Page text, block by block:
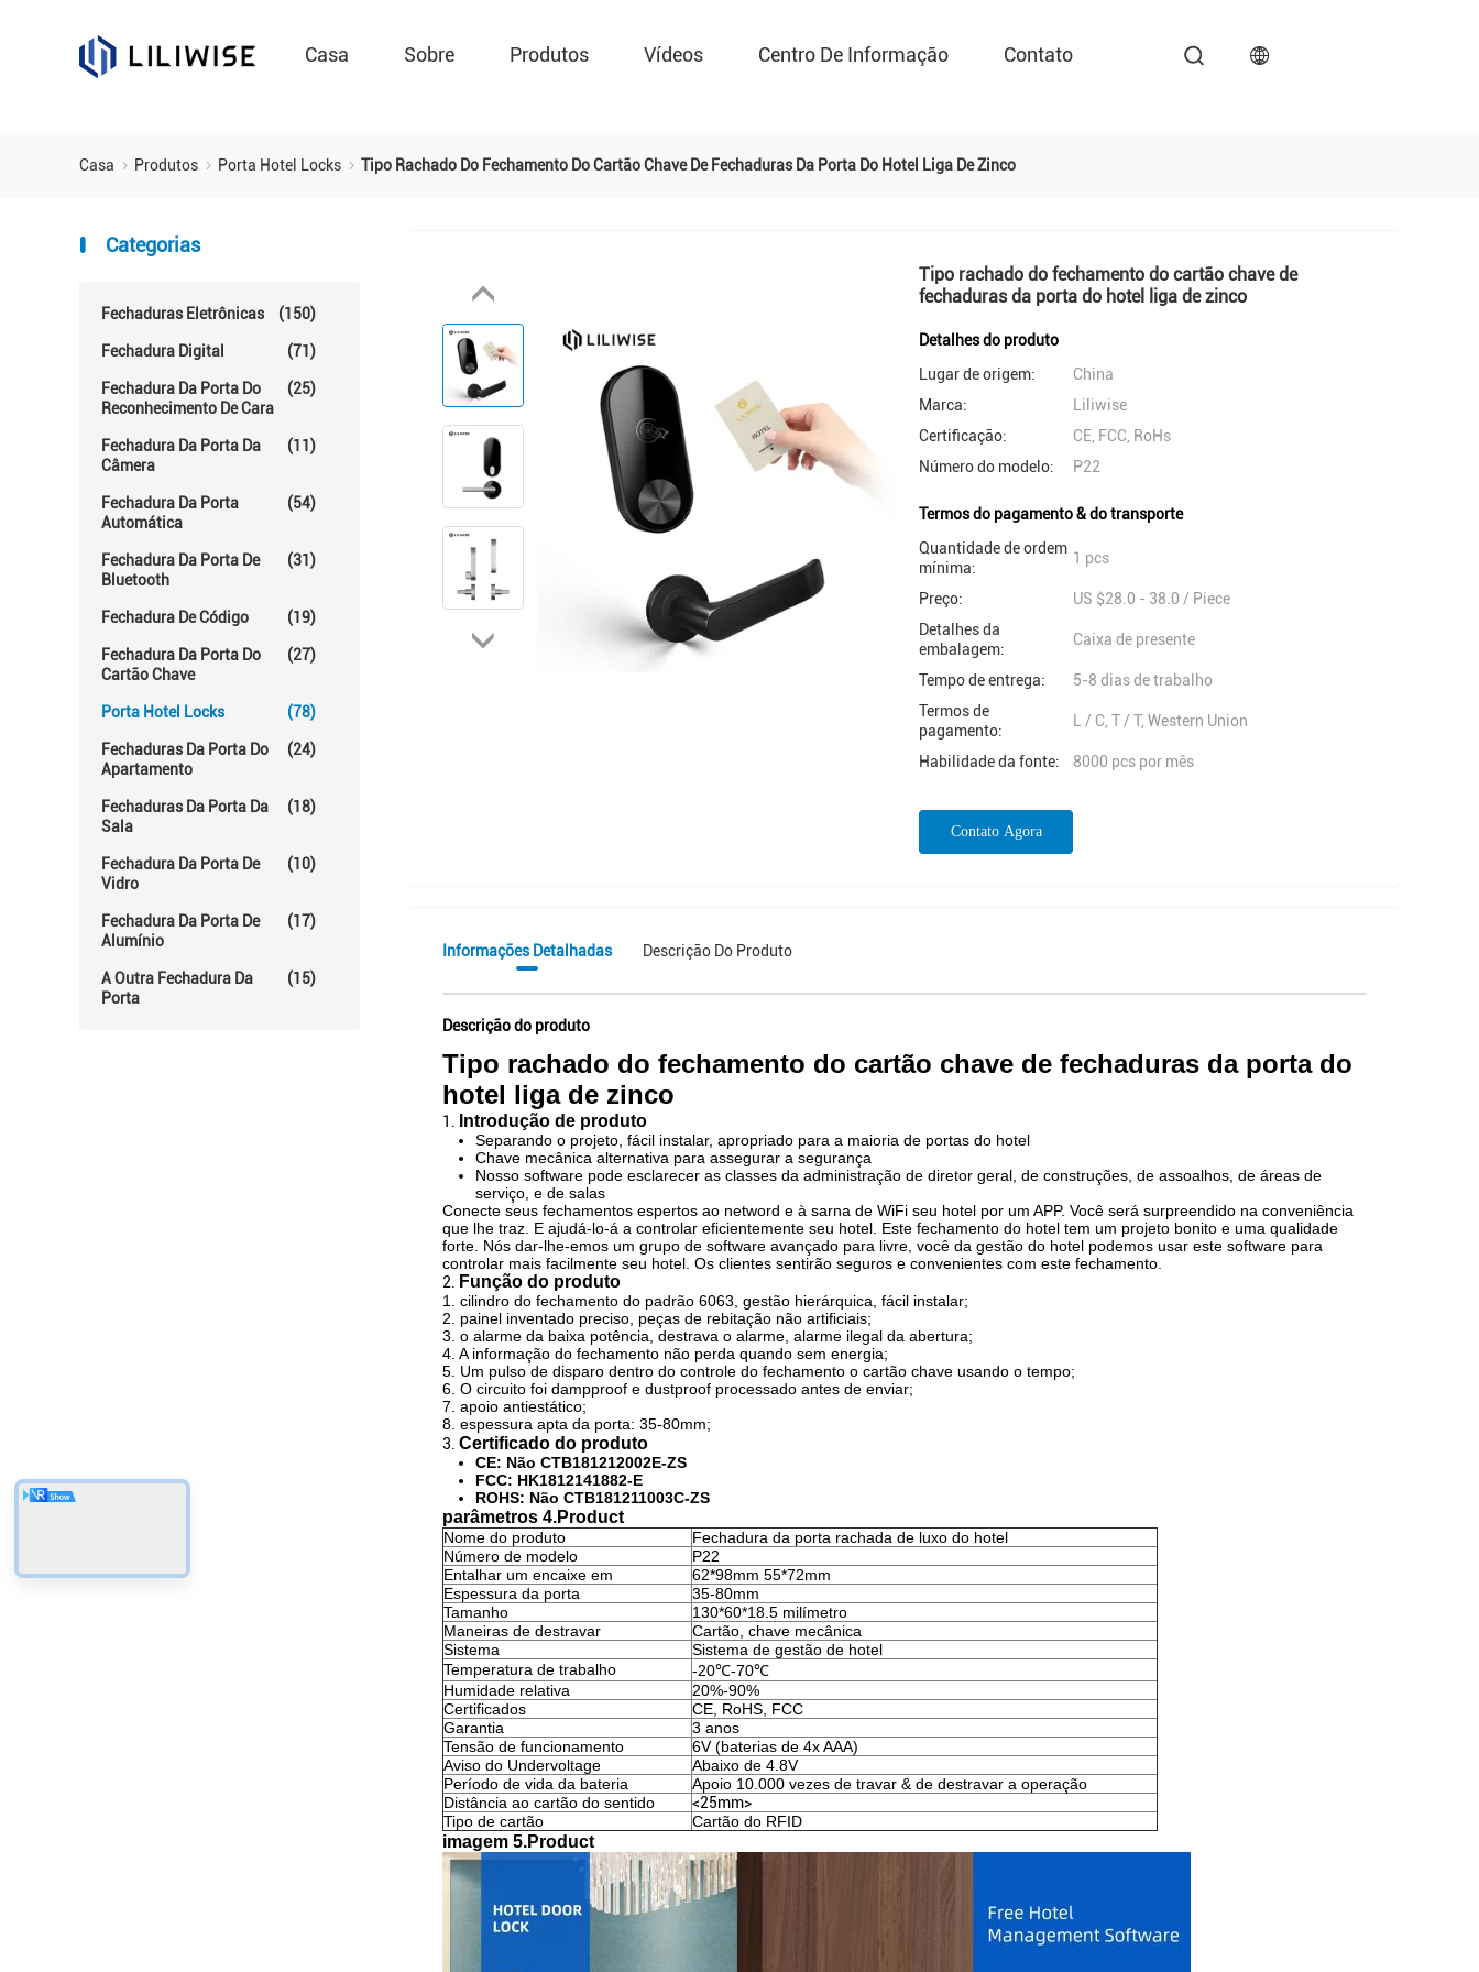
Casa Sobre Produtos Vídeos Centro De Informação Contato
Casa Produtos Porta Hotel Locks Tipo Rachado Do Fechamento Do Cartão Chave De Fechaduras Da Porta Do Hotel Liga De Zinco
Categorias
Fechaduras Eletrônicas (150)
Fechadura Digital (71)
Fechadura Da Porta Do
Reconhecimento De Cara
(25)
Fechadura Da Porta Da
Câmera
(11)
Fechadura Da Porta
Automática
(54)
Fechadura Da Porta De
Bluetooth
(31)
Fechadura De Código (19)
Fechadura Da Porta Do
Cartão Chave
(27)
Porta Hotel Locks (78)
Fechaduras Da Porta Do
Apartamento
(24)
Fechaduras Da Porta Da
Sala
(18)
Fechadura Da Porta De
Vidro
(10)
Fechadura Da Porta De
Alumínio
(17)
A Outra Fechadura Da
Porta
(15)
Tipo rachado do fechamento do cartão chave de
fechaduras da porta do hotel liga de zinco
Detalhes do produto
Lugar de origem:
China
Marca:
Liliwise
Certificação:
CE, FCC, RoHs
Número do modelo:
P22
Termos do pagamento & do transporte
Quantidade de ordem
mínima:
1 pcs
Preço:
US $28.0 - 38.0 / Piece
Detalhes da
embalagem:
Caixa de presente
Tempo de entrega:
5-8 dias de trabalho
Termos de
pagamento:
L / C, T / T, Western Union
Habilidade da fonte: 8000 pcs por mês
Contato Agora
Informações Detalhadas Descrição Do Produto
Descrição do produto
Tipo rachado do fechamento do cartão chave de fechaduras da porta do
hotel liga de zinco
1. Introdução de produto
Separando o projeto, fácil instalar, apropriado para a maioria de portas do hotel
Chave mecânica alternativa para assegurar a segurança
Nosso software pode esclarecer as classes da administração de diretor geral, de construções, de assoalhos, de áreas de
serviço, e de salas
Conecte seus fechamentos espertos ao netword e à sarna de WiFi seu hotel por um APP. Você será surpreendido na conveniência
que lhe traz. E ajudá-lo-á a controlar eficientemente seu hotel. Este fechamento do hotel tem um projeto bonito e uma qualidade
forte. Nós dar-lhe-emos um grupo de software avançado para livre, você da gestão do hotel podemos usar este software para
controlar mais facilmente seu hotel. Os clientes sentirão seguros e convenientes com este fechamento.
2. Função do produto
1. cilindro do fechamento do padrão 6063, gestão hierárquica, fácil instalar;
2. painel inventado preciso, peças de rebitação não artificiais;
3. o alarme da baixa potência, destrava o alarme, alarme ilegal da abertura;
4. A informação do fechamento não perda quando sem energia;
5. Um pulso de disparo dentro do controle do fechamento o cartão chave usando o tempo;
6. O circuito foi dampproof e dustproof processado antes de enviar;
7. apoio antiestático;
8. espessura apta da porta: 35-80mm;
3. Certificado do produto
CE: Não CTB181212002E-ZS
FCC: HK1812141882-E
ROHS: Não CTB181211003C-ZS
parâmetros 4.Product
Nome do produto
Fechadura da porta rachada de luxo do hotel
Número de modelo
P22
Entalhar um encaixe em
62*98mm 55*72mm
Espessura da porta
35-80mm
Tamanho
130*60*18.5 milímetro
Maneiras de destravar
Cartão, chave mecânica
Sistema
Sistema de gestão de hotel
Temperatura de trabalho
-20℃-70℃
Humidade relativa
20%-90%
Certificados
CE, RoHS, FCC
Garantia
3 anos
Tensão de funcionamento
6V (baterias de 4x AAA)
Aviso do Undervoltage
Abaixo de 4.8V
Período de vida da bateria
Apoio 10.000 vezes de travar & de destravar a operação
Distância ao cartão do sentido
<25mm>
Tipo de cartão
Cartão do RFID
imagem 5.Product